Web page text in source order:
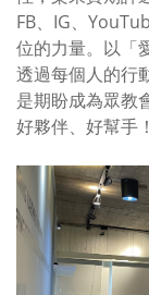
FB、 IG、
位的力量。以「
透過每個人的行
是期盼成為眾教
好夥伴、好幫手！